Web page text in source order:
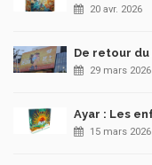
20 avr. 2026
De retour du
29 mars 2026
Ayar : Les
15 mars 2026